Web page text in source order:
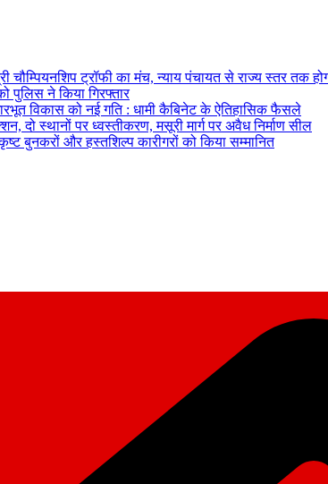
ट्रॉफी का मंच, न्याय पंचायत से राज्य स्तर तक
ने किया गिरफ्तार
विकास को नई गति : धामी कैबिनेट के ऐतिहासिक फैसले
दो स्थानों पर ध्वस्तीकरण, मसूरी मार्ग पर अवैध निर्माण सील
बुनकरों और हस्तशिल्प कारीगरों को किया सम्मानित